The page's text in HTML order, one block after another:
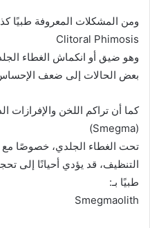
ومن المشكلات المعروفة طبيًا
Clitoral Phimosis
وهو ضيق أو انكماش الغطاء
بعض الحالات إلى ضعف الإحساس
كما أن تراكم اللخن والإفرازات
(Smegma)
تحت الغطاء الجلدي، خصوصًا
التنظيف، قد يؤدي أحيانًا إلى
طبيًا بـ:
Smegmaolith